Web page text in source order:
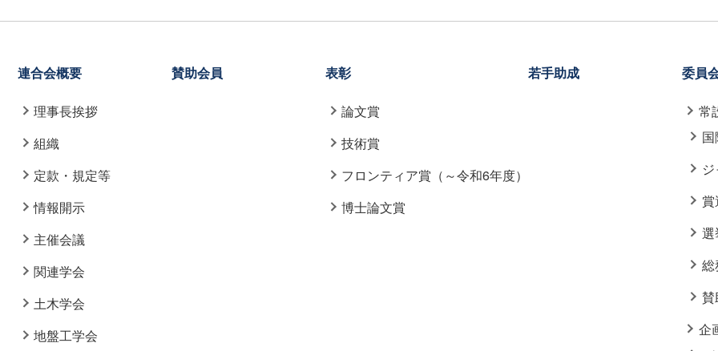
連合会概要
理事長挨拶
組織
定款・規定等
情報開示
主催会議
関連学会
土木学会
地盤工学会
賛助会員 表彰
論文賞
技術賞
フロンティア賞（～令和6年度）
博士論文賞
若手助成 委員
常
選
総
賛
企